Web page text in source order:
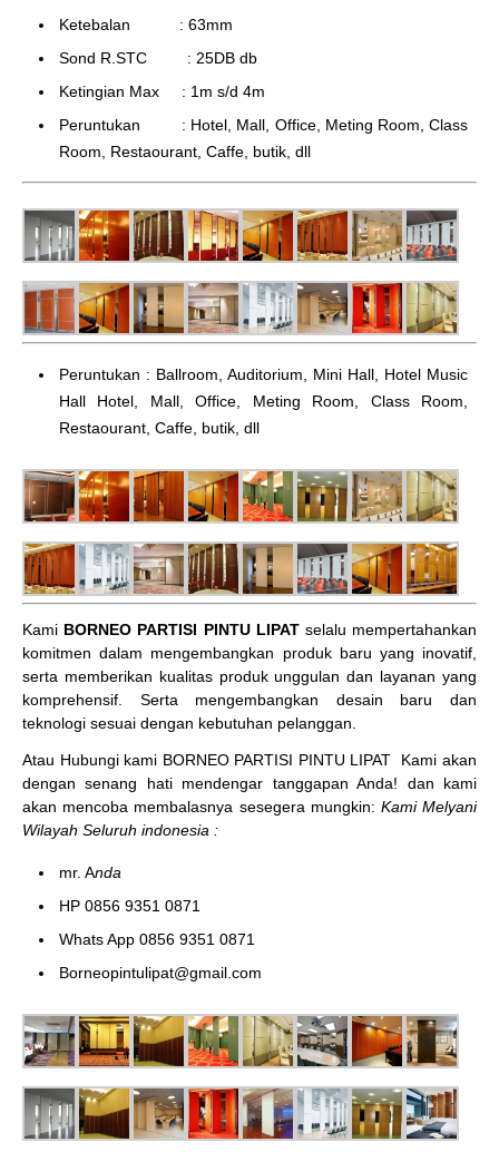
Ketebalan : 63mm
Sond R.STC : 25DB db
Ketingian Max : 1m s/d 4m
Peruntukan : Hotel, Mall, Office, Meting Room, Class
Room, Restaourant, Caffe, butik, dll
Peruntukan : Ballroom, Auditorium, Mini Hall, Hotel Music
Hall Hotel, Mall, Office, Meting Room, Class Room,
Restaourant, Caffe, butik, dll
Kami BORNEO PARTISI PINTU LIPATselalu mempertahankan
komitmen dalam mengembangkan produk baru yang inovatif,
serta memberikan kualitas produk unggulan dan layanan yang
komprehensif. Serta mengembangkan desain baru dan
teknologi sesuai dengan kebutuhan pelanggan.
Atau Hubungi kami BORNEO PARTISI PINTU LIPAT
Kami akan
dengan senang hati mendengar tanggapan Anda! dan kami
akan mencoba membalasnya sesegera mungkin: Kami Melyani
Wilayah Seluruh indonesia :
mr. Anda
HP 0856 9351 0871
Whats App 0856 9351 0871
Borneopintulipat@gmail.com